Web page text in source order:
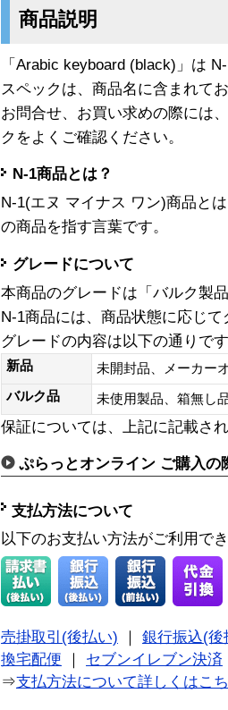
商品説明
「Arabic keyboard (black)」は
スペックは、商品名に含まれて
お問合せ、お買い求めの際には
クをよくご確認ください。
N-1商品とは？
N-1(エヌ マイナス ワン)商品と
の商品を指す言葉です。
グレードについて
本商品のグレードは「バルク製
N-1商品には、商品状態に応じ
グレードの内容は以下の通りで
新品
未開封品、メーカー
バルク品
未使用製品、箱無
保証については、上記に記載さ
ぷらっとオンライン ご購入の
支払方法について
以下のお支払い方法がご利用で
売掛取引(後払い)
銀行振込(後
換宅配便
セブンイレブン決済
⇒支払方法について詳しくはこ